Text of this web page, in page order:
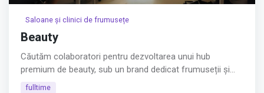
Saloane și clinici de frumusețe
Beauty
Căutăm colaboratori pentru dezvoltarea unui hub
premium de beauty, sub un brand dedicat frumuseții și
esteticii!
fulltime